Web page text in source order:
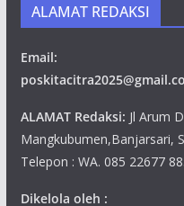
ALAMAT REDAKSI
Email:
ALAMAT Redaksi: Jl Arum
Mangkubumen,Banjarsari,
Telepon : WA. 085 22677
Dikelola oleh :